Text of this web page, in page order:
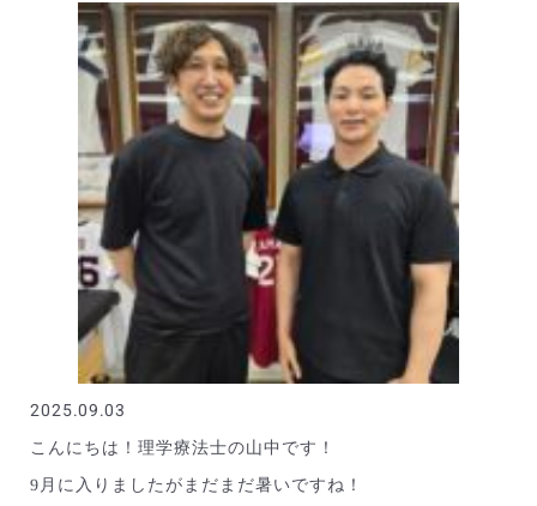
2025.09.03
こんにちは！理学療法士の山中です！
9月に入りましたがまだまだ暑いですね！